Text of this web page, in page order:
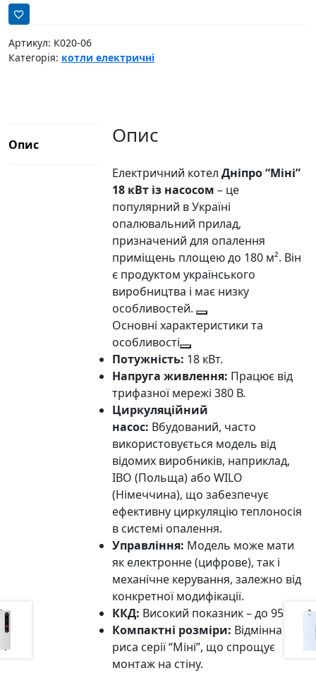
насос
18
кВт
Дніпро
Артикул: К020-06
Категорія: котли електричні
Опис Опис
Електричний котелДніпро “Міні”
18 кВт із насосом – це
популярний в Україні
опалювальний прилад,
призначений для опалення
приміщень площею до 180 м². Він
є продуктом українського
виробництва і має низку
особливостей.
Основні характеристики та
особливості
Потужність: 18 кВт.
Напруга живлення: Працює від
трифазної мережі 380 В.
Циркуляційний
насос: Вбудований, часто
використовується модель від
відомих виробників, наприклад,
IBO (Польща) або WILO
(Німеччина), що забезпечує
ефективну циркуляцію теплоносія
в системі опалення.
Управління: Модель може мати
як електронне (цифрове), так і
механічне керування, залежно від
конкретної модифікації.
ККД: Високий показник – до 95%.
Компактні розміри: Відмінна
риса серії “Міні”, що спрощує
монтаж на стіну.